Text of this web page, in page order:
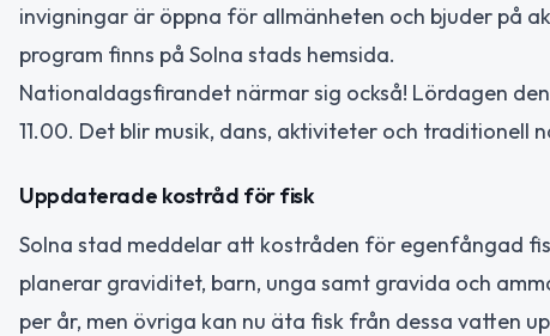
invigningar är öppna för allmänheten och bjuder på
program finns på Solna stads hemsida.
Nationaldagsfirandet närmar sig också! Lördagen
11.00. Det blir musik, dans, aktiviteter och traditionell
Uppdaterade kostråd för fisk
Solna stad meddelar att kostråden för egenfångad
planerar graviditet, barn, unga samt gravida och
per år, men övriga kan nu äta fisk från dessa vatten